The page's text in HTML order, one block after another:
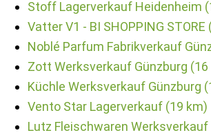
Stoff Lagerverkauf Heidenheim
Vatter V1 - BI SHOPPING STORE
Noblé Parfum Fabrikverkauf
Zott Werksverkauf Günzburg (16
Küchle Werksverkauf Günzburg
Vento Star Lagerverkauf (19 km)
Lutz Fleischwaren Werksverkauf